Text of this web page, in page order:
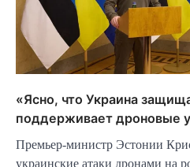
«Ясно, что Украина
поддерживает дроновые
Премьер-министр Эстонии
украинские атаки дронами на